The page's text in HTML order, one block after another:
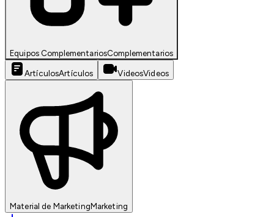
Equipos ComplementariosComplementarios
ArtículosArtículos VideosVideos
Material de MarketingMarketing